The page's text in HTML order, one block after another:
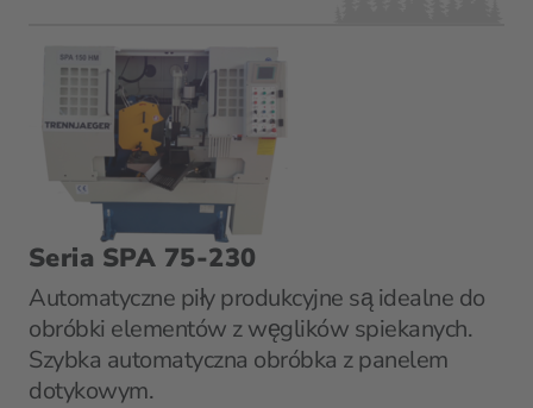
Seria SPA 75-230
Automatyczne piły produkcyjne są idealne do
obróbki elementów z węglików spiekanych.
Szybka automatyczna obróbka z panelem
dotykowym.